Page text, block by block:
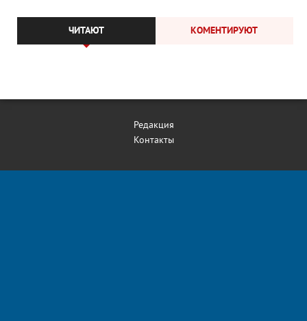
ЧИТАЮТ КОМЕНТИРУЮТ
Редакция
Контакты